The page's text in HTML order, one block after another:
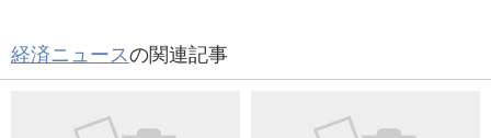
経済ニュースの関連記事